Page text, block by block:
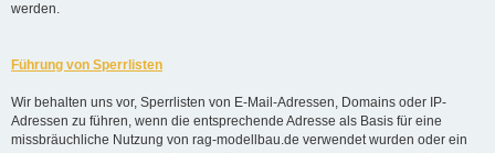
werden.
Führung von Sperrlisten
Wir behalten uns vor, Sperrlisten von E-Mail-Adressen, Domains oder IP-
Adressen zu führen, wenn die entsprechende Adresse als Basis für eine
missbräuchliche Nutzung von rag-modellbau.de verwendet wurden oder ein